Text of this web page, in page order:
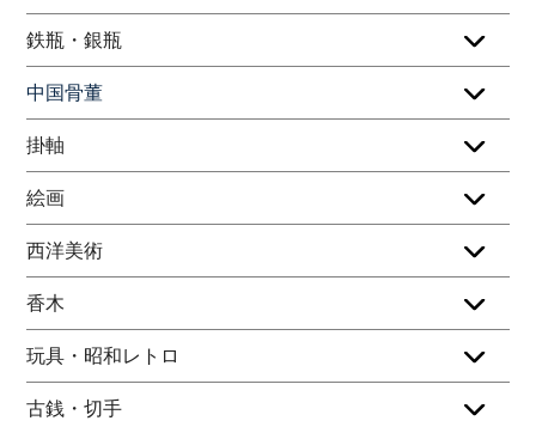
鉄瓶・銀瓶
中国骨董
掛軸
絵画
西洋美術
香木
玩具・昭和レトロ
古銭・切手